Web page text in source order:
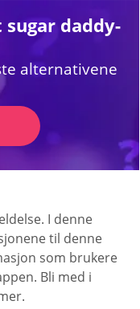
daddy-
alternativene
I denne
til denne
som brukere
Bli med i